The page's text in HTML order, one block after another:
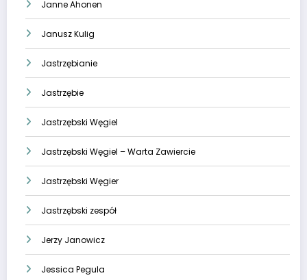
Janne Ahonen
Janusz Kulig
Jastrzębianie
Jastrzębie
Jastrzębski Węgiel
Jastrzębski Węgiel – Warta Zawiercie
Jastrzębski Węgier
Jastrzębski zespół
Jerzy Janowicz
Jessica Pegula